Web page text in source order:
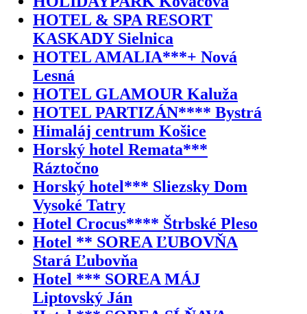
HOTEL & SPA RESORT
KASKADY Sielnica
HOTEL AMALIA***+ Nová
Lesná
HOTEL GLAMOUR Kaluža
HOTEL PARTIZÁN**** Bystrá
Himaláj centrum Košice
Horský hotel Remata***
Ráztočno
Horský hotel*** Sliezsky Dom
Vysoké Tatry
Hotel Crocus**** Štrbské Pleso
Hotel ** SOREA ĽUBOVŇA
Stará Ľubovňa
Hotel *** SOREA MÁJ
Liptovský Ján